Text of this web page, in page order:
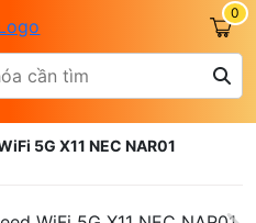
0
5G X11 NEC NAR01